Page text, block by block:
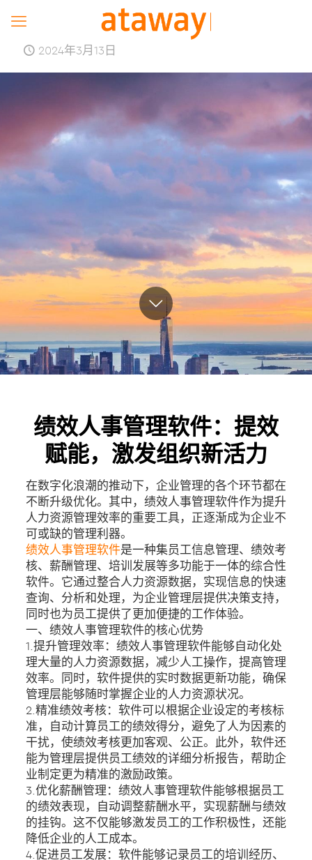
2024年3月13日
绩效人事管理软件：提效
赋能，激发组织新活力
在数字化浪潮的推动下，企业管理的各个环节都在
不断升级优化。其中，绩效人事管理软件作为提升
人力资源管理效率的重要工具，正逐渐成为企业不
可或缺的管理利器。
绩效人事管理软件是一种集员工信息管理、绩效考
核、薪酬管理、培训发展等多功能于一体的综合性
软件。它通过整合人力资源数据，实现信息的快速
查询、分析和处理，为企业管理层提供决策支持，
同时也为员工提供了更加便捷的工作体验。
一、绩效人事管理软件的核心优势
1.提升管理效率：绩效人事管理软件能够自动化处
理大量的人力资源数据，减少人工操作，提高管理
效率。同时，软件提供的实时数据更新功能，确保
管理层能够随时掌握企业的人力资源状况。
2.精准绩效考核：软件可以根据企业设定的考核标
准，自动计算员工的绩效得分，避免了人为因素的
干扰，使绩效考核更加客观、公正。此外，软件还
能为管理层提供员工绩效的详细分析报告，帮助企
业制定更为精准的激励政策。
3.优化薪酬管理：绩效人事管理软件能够根据员工
的绩效表现，自动调整薪酬水平，实现薪酬与绩效
的挂钩。这不仅能够激发员工的工作积极性，还能
降低企业的人工成本。
4.促进员工发展：软件能够记录员工的培训经历、